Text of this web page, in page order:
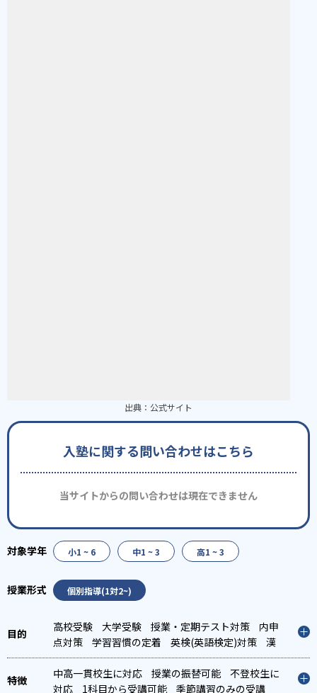
出典： 公式サイト
入塾に関する問い合わせはこちら
当サイトからの問い合わせは現在できません
小1 ~ 6 中1 ~ 3 高1 ~ 3
個別指導(1対2~)
高校受験 大学受験 授業・定期テスト対策
内申
点対策
学習習慣の定着 英検(英語検定)対策
漢
検(漢字検定)対策
数学特化対策
その他科目別特
化対策
中高一貫校生に対応 授業の振替可能
不登校生に
対応
1科目から受講可能 季節講習のみの受講